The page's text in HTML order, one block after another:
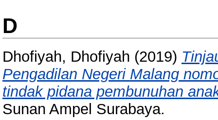
D
Dhofiyah, Dhofiyah (2019)
Pengadilan Negeri Malang
tindak pidana pembunuhan
Sunan Ampel Surabaya.